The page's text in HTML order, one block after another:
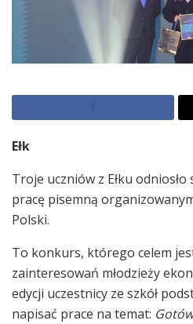
Ełk
Troje uczniów z Ełku
pracę pisemną
Polski.
To konkurs, którego celem
zainteresowań młodzieży
edycji uczestnicy ze szkół
napisać prace na temat: